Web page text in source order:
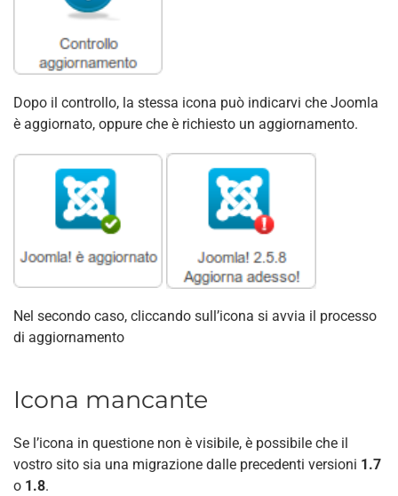
Dopo il controllo, la stessa icona può indicarvi che Joomla
è aggiornato, oppure che è richiesto un aggiornamento.
Nel secondo caso, cliccando sull’icona si avvia il processo
di aggiornamento
Icona mancante
Se l’icona in questione non è visibile, è possibile che il
vostro sito sia una migrazione dalle precedenti versioni 1.7
o 1.8.